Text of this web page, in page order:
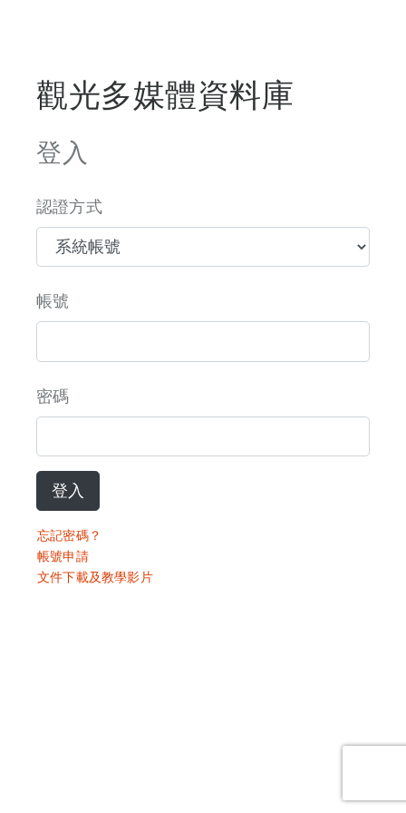
觀光多媒體資料庫
登入
認證方式
帳號
密碼
登入
忘記密碼？
帳號申請
文件下載及教學影片